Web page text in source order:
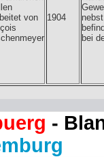
von
1904
bei
-